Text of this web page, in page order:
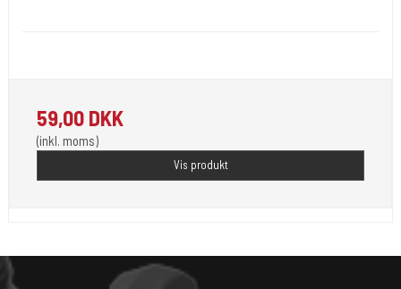
59,00 DKK
(inkl. moms)
Vis produkt